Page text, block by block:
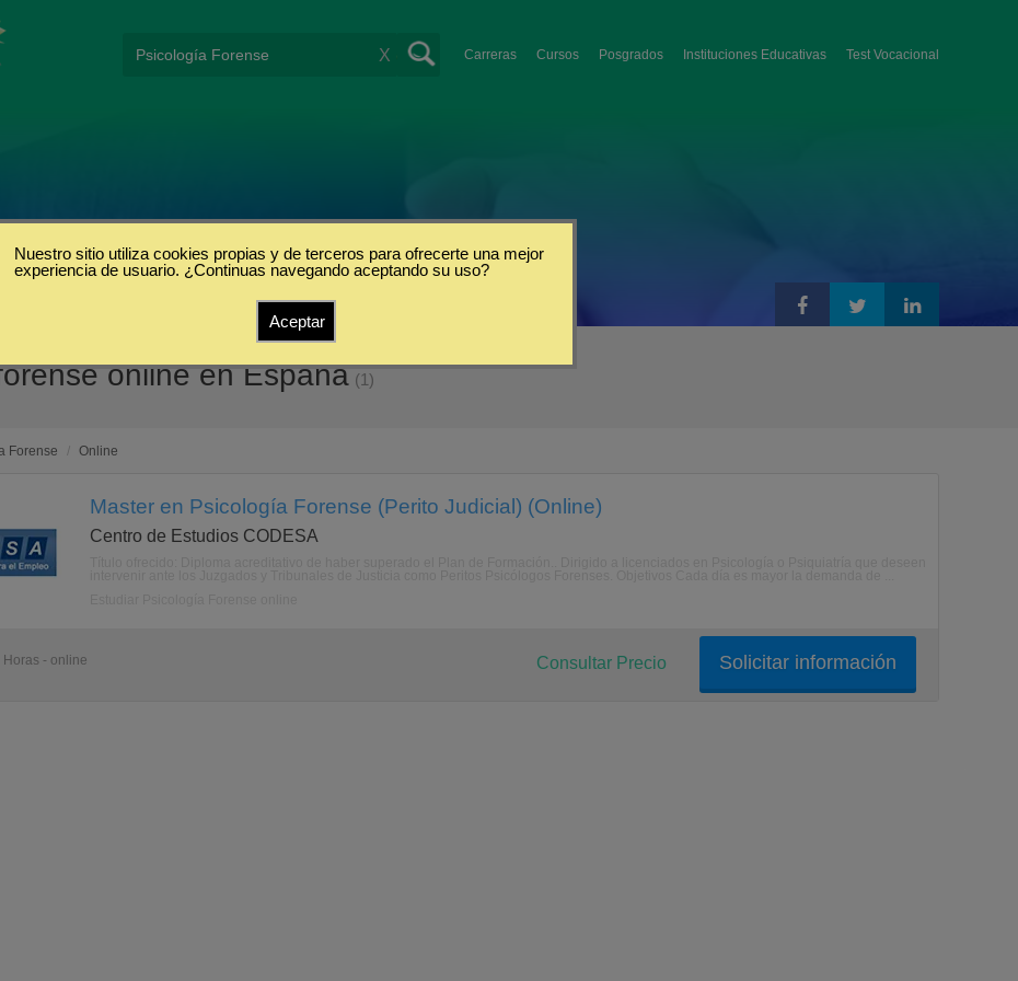
Carreras Cursos Posgrados Instituciones Educativas Test Vocacional
X
online en España (1)
Forense / Online
Master en Psicología Forense (Perito Judicial) (Online)
Centro de Estudios CODESA
Horas - online Solicitar información
Consultar Precio
Nuestro sitio utiliza cookies propias y de terceros para ofrecerte una mejor
experiencia de usuario. ¿Continuas navegando aceptando su uso?
Aceptar